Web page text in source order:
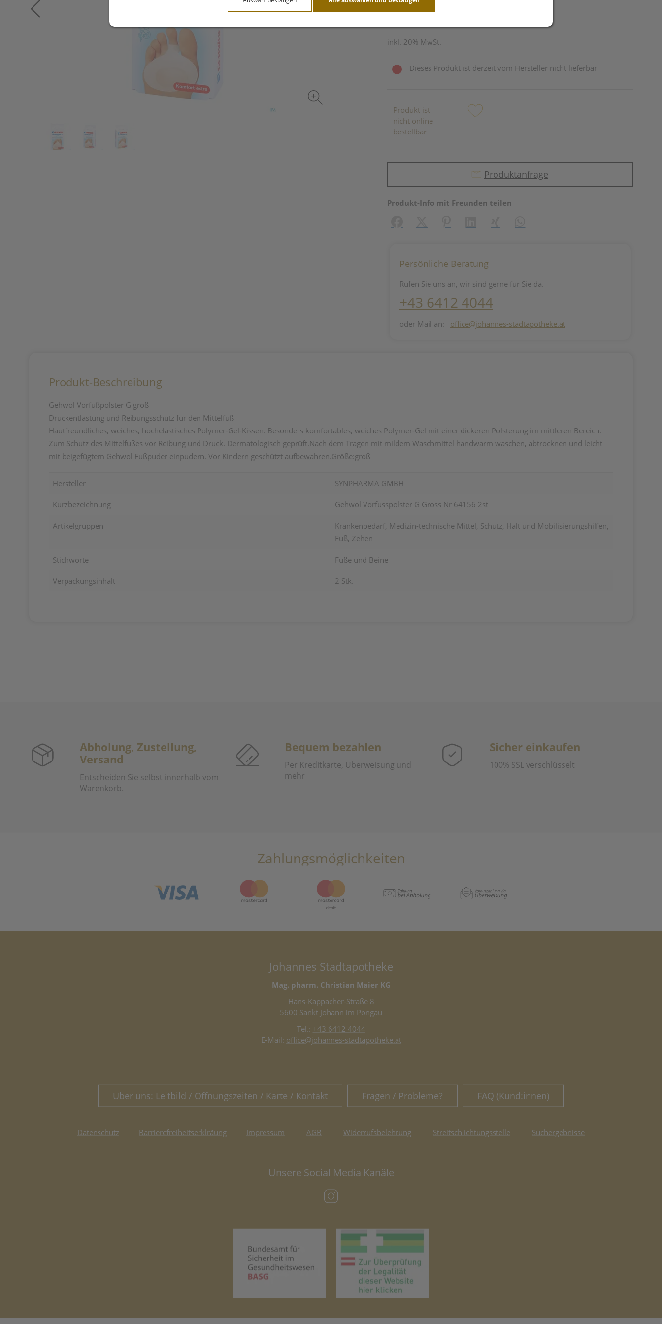
inkl. 20% MwSt.
Dieses Produkt ist derzeit vom Hersteller nicht lieferbar
Produkt ist
nicht online
bestellbar
Produktanfrage
Produkt-Info mit Freunden teilen
Persönliche Beratung
Rufen Sie uns an, wir sind gerne für Sie da.
+43 6412 4044
oder Mail an: office@johannes-stadtapotheke.at
Produkt-Beschreibung
Gehwol Vorfußpolster G groß
Druckentlastung und Reibungsschutz für den Mittelfuß
Hautfreundliches, weiches, hochelastisches Polymer-Gel-Kissen. Besonders komfortables, weiches Polymer-Gel mit einer dickeren Polsterung im mittleren Bereich.
Zum Schutz des Mittelfußes vor Reibung und Druck. Dermatologisch geprüft.Nach dem Tragen mit mildem Waschmittel handwarm waschen, abtrocknen und leicht
mit beigefügtem Gehwol Fußpuder einpudern. Vor Kindern geschützt aufbewahren.Größe:groß
Hersteller SYNPHARMA GMBH
Kurzbezeichnung Gehwol Vorfusspolster G Gross Nr 64156 2st
Artikelgruppen
Krankenbedarf, Medizin-technische Mittel, Schutz, Halt und Mobilisierungshilfen,
Fuß, Zehen
Stichworte Füße und Beine
Verpackungsinhalt 2 Stk.
Abholung, Zustellung,
Versand
Entscheiden Sie selbst innerhalb vom
Warenkorb.
Bequem bezahlen
Per Kreditkarte, Überweisung und
mehr
Sicher einkaufen
100% SSL verschlüsselt
Zahlungsmöglichkeiten
Johannes Stadtapotheke
Mag. pharm. Christian Maier KG
Hans-Kappacher-Straße 8
5600 Sankt Johann im Pongau
Tel.: +43 6412 4044
E-Mail: office@johannes-stadtapotheke.at
Über uns: Leitbild / Öffnungszeiten / Karte / Kontakt Fragen / Probleme? FAQ (Kund:innen)
Datenschutz Barrierefreiheitserklräung Impressum AGB Widerrufsbelehrung Streitschlichtungsstelle Suchergebnisse
Unsere Social Media Kanäle
(öffnet in neuem Tab)